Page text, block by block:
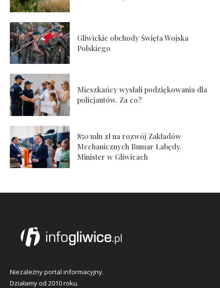
Gliwickie obchody Święta Wojska
Polskiego
Mieszkańcy wysłali podziękowania dla
policjantów. Za co?
850 mln zł na rozwój Zakładów
Mechanicznych Bumar Łabędy.
Minister w Gliwicach
Niezależny portal informacyjny.
Działamy od 2010 roku.